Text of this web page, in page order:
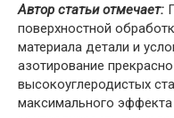
Автор статьи отмечает:
поверхностной
материала детали и
азотирование
высокоуглеродистых
максимального